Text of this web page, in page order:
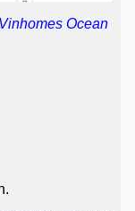
Ocean